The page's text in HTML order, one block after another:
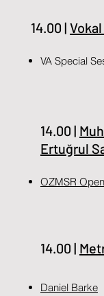
14.00 |
VA Special
14.00 |
Ertuğrul
OZMSR
14.00 |
Daniel Barke